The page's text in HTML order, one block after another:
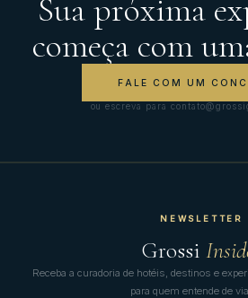
Sua próxima
começa com
FALE COM UM
ou escreva para
NEWSLETTER
Grossi
Receba a curadoria de hotéis, destinos e
para quem entende de